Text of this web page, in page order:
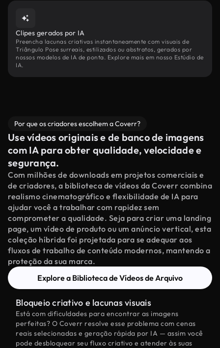
Clipes gerados por IA
Preencha lacunas criativas instantaneamente com visuais de
Triângulo Pose surreais, estilizados ou abstratos, gerados por
nossos modelos de IA de ponta. Explore mais em nosso Estúdio de
IA.
Por que os criadores escolhem a Coverr?
Use vídeos originais e de banco de imagens
com IA para obter qualidade, velocidade e
segurança.
Com milhões de downloads em projetos comerciais e
de criadores, a biblioteca de vídeos da Coverr combina
realismo cinematográfico e flexibilidade de IA para
ajudar você a trabalhar com rapidez sem
comprometer a qualidade. Seja para criar uma landing
page, um vídeo de produto ou um anúncio vertical, esta
coleção híbrida foi projetada para se adequar aos
fluxos de trabalho de conteúdo modernos, mantendo a
proteção da sua marca.
Explore a Biblioteca de Vídeos de Arquivo
Bloqueio criativo e lacunas visuais
Está com dificuldades para encontrar as imagens
perfeitas? O Coverr resolve esse problema com cenas
reais selecionadas e geração rápida por IA — assim você
pode desbloquear seu fluxo criativo e atender às suas